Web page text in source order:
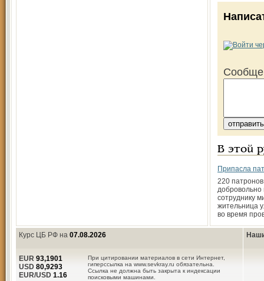
В этой
Припасла
220
добровольно
сотруднику
жительница
во время
Курс ЦБ РФ на 07.08.2026
При цитировании материалов в сети Интернет,
гиперссылка на www.sevkray.ru обязательна.
Ссылка не должна быть закрыта к индексации
поисковыми машинами.
EUR 93,1901
USD 80,9293
EUR/USD 1.16